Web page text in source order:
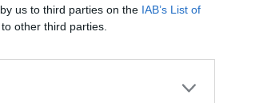
us to third parties on the IAB’s List of
other third parties.